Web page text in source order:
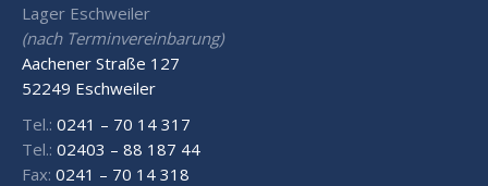
Lager Eschweiler
(nach Terminvereinbarung)
Aachener Straße 127
52249 Eschweiler
Tel.: 0241 – 70 14 317
Tel.: 02403 – 88 187 44
Fax: 0241 – 70 14 318